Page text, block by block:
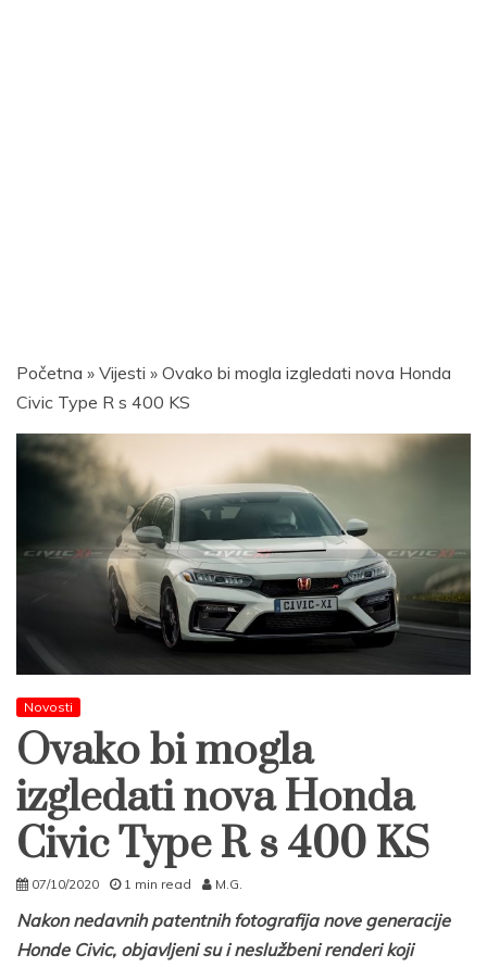
Početna » Vijesti » Ovako bi mogla izgledati nova Honda
Civic Type R s 400 KS
Novosti
Ovako bi mogla
izgledati nova Honda
Civic Type R s 400 KS
07/10/2020 1 min read M.G.
Nakon nedavnih patentnih fotografija nove generacije
Honde Civic, objavljeni su i neslužbeni renderi koji